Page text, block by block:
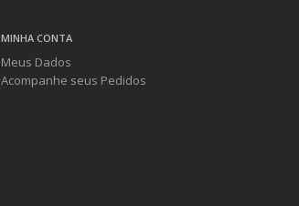
MINHA CONTA
Meus Dados
Acompanhe seus Pedidos